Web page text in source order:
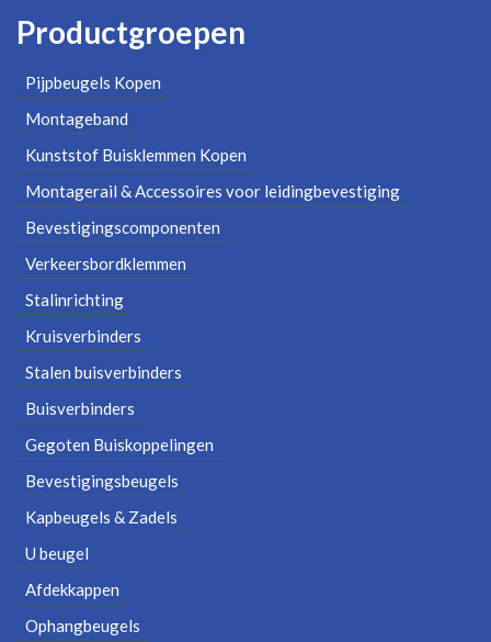
Productgroepen
Pijpbeugels Kopen
Montageband
Kunststof Buisklemmen Kopen
Montagerail & Accessoires voor leidingbevestiging
Bevestigingscomponenten
Verkeersbordklemmen
Stalinrichting
Kruisverbinders
Stalen buisverbinders
Buisverbinders
Gegoten Buiskoppelingen
Bevestigingsbeugels
Kapbeugels & Zadels
U beugel
Afdekkappen
Ophangbeugels